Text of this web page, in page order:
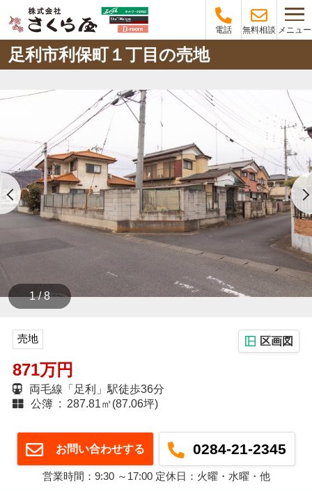
電話 無料相談 メニュー
足利市利保町１丁目の売地
1 / 8
売地 区画図
871万円
両毛線「足利」駅徒歩36分
公簿 : 287.81㎡(87.06坪)
お問い合わせする 0284-21-2345
営業時間：9:30 ～17:00 定休日：火曜・水曜・他